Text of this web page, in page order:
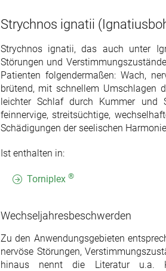
Strychnos ignatii
Strychnos ignatii, das auch unter
Störungen und
Patienten folgendermaßen: Wach,
brütend, mit schnellem Umschlagen
leichter Schlaf durch Kummer und
feinnervige, streitsüchtige,
Schädigungen der seelischen
Ist enthalten in:
Torniplex ®
Wechseljahresbeschwerden
Zu den Anwendungsgebieten
nervöse Störungen,
hinaus nennt die Literatur u.a.